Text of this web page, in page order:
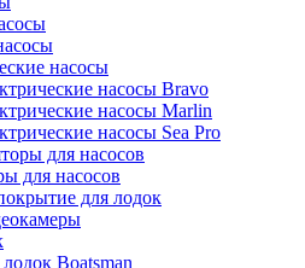
насосы
насосы Bravo
насосы Marlin
насосы Sea Pro
для насосов
для насосов
для лодок
Boatsman